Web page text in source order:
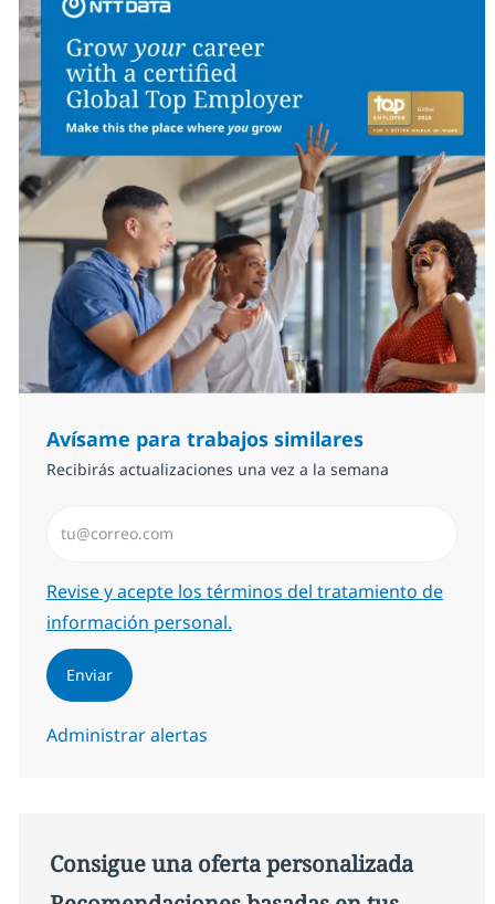
Avísame para trabajos similares
Recibirás actualizaciones una vez a la semana
Required
Revise y acepte los términos del tratamiento de
información personal.
Enviar
Administrar alertas
Consigue una oferta personalizada